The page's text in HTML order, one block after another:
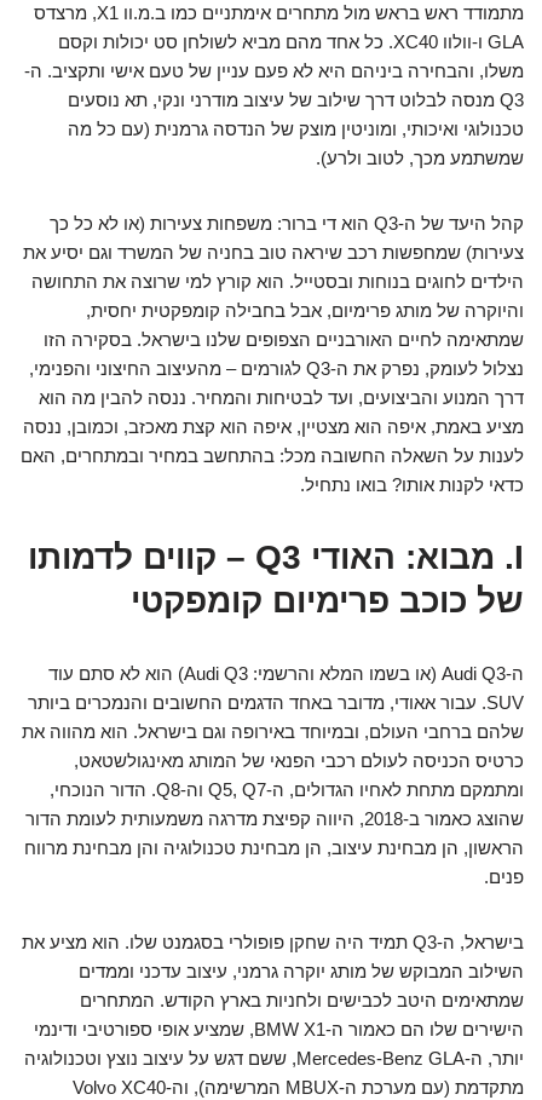
מתמודד ראש בראש מול מתחרים אימתניים כמו ב.מ.וו X1, מרצדס
GLA ו-וולוו XC40. כל אחד מהם מביא לשולחן סט יכולות וקסם
משלו, והבחירה ביניהם היא לא פעם עניין של טעם אישי ותקציב. ה-
Q3 מנסה לבלוט דרך שילוב של עיצוב מודרני ונקי, תא נוסעים
טכנולוגי ואיכותי, ומוניטין מוצק של הנדסה גרמנית (עם כל מה
שמשתמע מכך, לטוב ולרע).
קהל היעד של ה-Q3 הוא די ברור: משפחות צעירות (או לא כל כך
צעירות) שמחפשות רכב שיראה טוב בחניה של המשרד וגם יסיע את
הילדים לחוגים בנוחות ובסטייל. הוא קורץ למי שרוצה את התחושה
והיוקרה של מותג פרימיום, אבל בחבילה קומפקטית יחסית,
שמתאימה לחיים האורבניים הצפופים שלנו בישראל. בסקירה הזו
נצלול לעומק, נפרק את ה-Q3 לגורמים – מהעיצוב החיצוני והפנימי,
דרך המנוע והביצועים, ועד לבטיחות והמחיר. ננסה להבין מה הוא
מציע באמת, איפה הוא מצטיין, איפה הוא קצת מאכזב, וכמובן, ננסה
לענות על השאלה החשובה מכל: בהתחשב במחיר ובמתחרים, האם
כדאי לקנות אותו? בואו נתחיל.
I. מבוא: האודי Q3 – קווים לדמותו
של כוכב פרימיום קומפקטי
ה-Audi Q3 (או בשמו המלא והרשמי: Audi Q3) הוא לא סתם עוד
SUV. עבור אאודי, מדובר באחד הדגמים החשובים והנמכרים ביותר
שלהם ברחבי העולם, ובמיוחד באירופה וגם בישראל. הוא מהווה את
כרטיס הכניסה לעולם רכבי הפנאי של המותג מאינגולשטאט,
ומתמקם מתחת לאחיו הגדולים, ה-Q5, Q7 וה-Q8. הדור הנוכחי,
שהוצג כאמור ב-2018, היווה קפיצת מדרגה משמעותית לעומת הדור
הראשון, הן מבחינת עיצוב, הן מבחינת טכנולוגיה והן מבחינת מרווח
פנים.
בישראל, ה-Q3 תמיד היה שחקן פופולרי בסגמנט שלו. הוא מציע את
השילוב המבוקש של מותג יוקרה גרמני, עיצוב עדכני וממדים
שמתאימים היטב לכבישים ולחניות בארץ הקודש. המתחרים
הישירים שלו הם כאמור ה-BMW X1, שמציע אופי ספורטיבי ודינמי
יותר, ה-Mercedes-Benz GLA, ששם דגש על עיצוב נוצץ וטכנולוגיה
מתקדמת (עם מערכת ה-MBUX המרשימה), וה-Volvo XC40